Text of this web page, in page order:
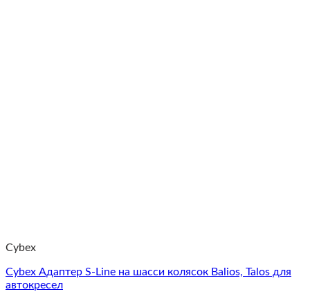
Cybex
Cybex Адаптер S-Line на шасси колясок Balios, Talos для
автокресел